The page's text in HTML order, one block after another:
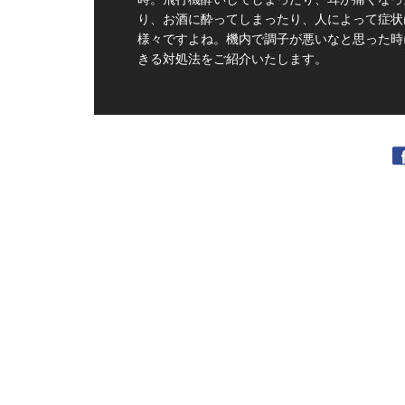
り、お酒に酔ってしまったり、人によって症
様々ですよね。機内で調子が悪いなと思った
きる対処法をご紹介いたします。